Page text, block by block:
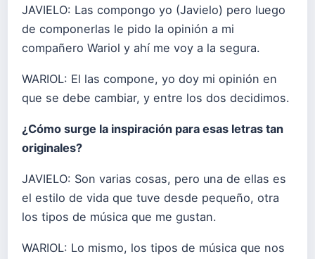
JAVIELO: Las compongo yo (Javielo) pero luego
de componerlas le pido la opinión a mi
compañero Wariol y ahí me voy a la segura.
WARIOL: El las compone, yo doy mi opinión en
que se debe cambiar, y entre los dos decidimos.
¿Cómo surge la inspiración para esas letras tan
originales?
JAVIELO: Son varias cosas, pero una de ellas es
el estilo de vida que tuve desde pequeño, otra
los tipos de música que me gustan.
WARIOL: Lo mismo, los tipos de música que nos